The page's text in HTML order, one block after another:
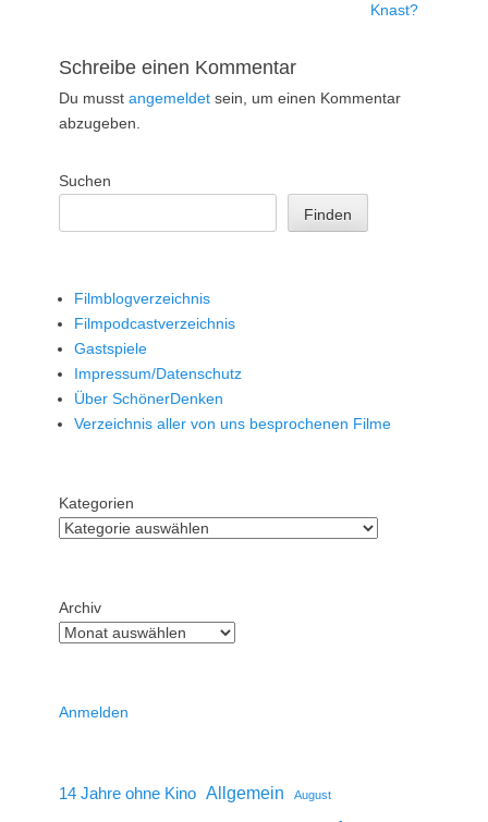
Knast?
Schreibe einen Kommentar
Du musst angemeldet sein, um einen Kommentar
abzugeben.
Suchen
Finden
Filmblogverzeichnis
Filmpodcastverzeichnis
Gastspiele
Impressum/Datenschutz
Über SchönerDenken
Verzeichnis aller von uns besprochenen Filme
Kategorien
Archiv
Anmelden
14 Jahre ohne Kino Allgemein August